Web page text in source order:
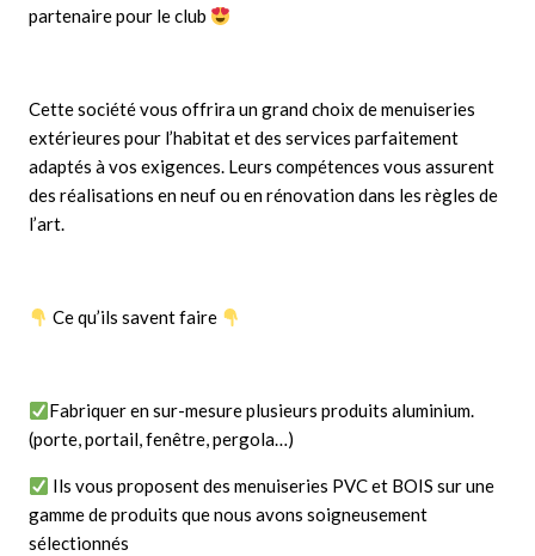
partenaire pour le club
Cette société vous offrira un grand choix de menuiseries
extérieures pour l’habitat et des services parfaitement
adaptés à vos exigences. Leurs compétences vous assurent
des réalisations en neuf ou en rénovation dans les règles de
l’art.
Ce qu’ils savent faire
Fabriquer en sur-mesure plusieurs produits aluminium.
(porte, portail, fenêtre, pergola…)
Ils vous proposent des menuiseries PVC et BOIS sur une
gamme de produits que nous avons soigneusement
sélectionnés